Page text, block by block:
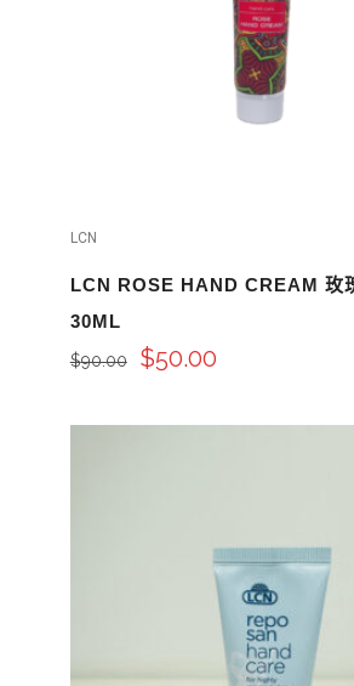
LCN
LCN ROSE HAND CREAM 玫
30ML
$90.00 $50.00